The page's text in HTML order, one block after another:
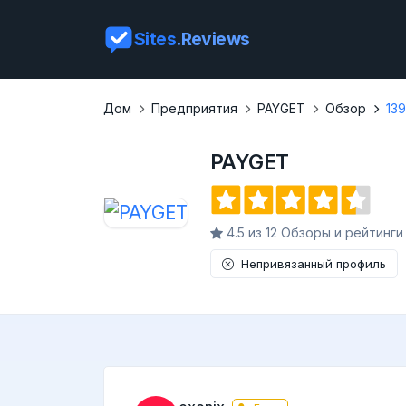
Sites.Reviews
Дом Предприятия PAYGET Обзор
PAYGET
4.5 из 12 Обзоры и рейтинги
Непривязанный профиль